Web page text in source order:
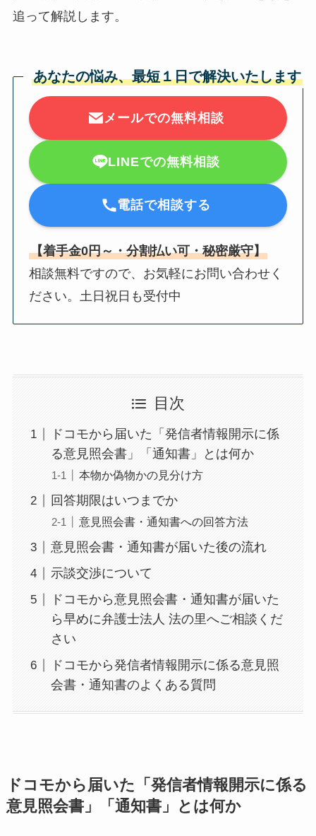
追って解説します。
あなたの悩み、最短１日で解決いたします
メールでの無料相談
LINEでの無料相談
電話で相談する
【着手金0円～・分割払い可・秘密厳守】
相談無料ですので、お気軽にお問い合わせく
ださい。土日祝日も受付中
目次
ドコモから届いた「発信者情報開示に係
る意見照会書」「通知書」とは何か
本物か偽物かの見分け方
回答期限はいつまでか
意見照会書・通知書への回答方法
意見照会書・通知書が届いた後の流れ
示談交渉について
ドコモから意見照会書・通知書が届いた
ら早めに弁護士法人 法の里へご相談くだ
さい
ドコモから発信者情報開示に係る意見照
会書・通知書のよくある質問
ドコモから届いた「発信者情報開示に係る
意見照会書」「通知書」とは何か